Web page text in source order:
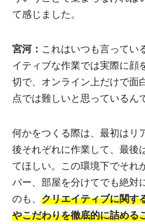
て感じました。
宮河： これはいつも言ってい
イティブな作業では実際に顔
切で、オンライン上だけで面
点では難しいと思っているん
何かをつくる際は、最初はリ
後それぞれに作業して、最後
てほしい。この環境下でそれ
バー、部屋を分けてでも絶対
のも、 クリエイティブに関す
やこだわりを徹底的に詰める